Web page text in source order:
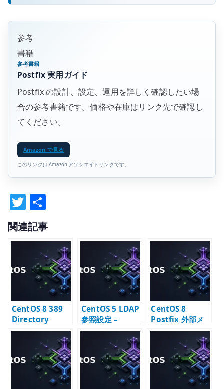
参考
書籍
参考書籍
Postfix 実用ガイド
Postfix の設計、設定、運用を詳しく確認したい場
合の参考書籍です。価格や在庫はリンク先で確認し
てください。
Amazon で見る
このリンクは Amazon アソシエイトリンクです。
T
w
it
te
r
有
関連記事
CentOS 8 389
Directory
Server と
Postfix – メール
エイリアス
LDAP 連携
CentOS 5 LDAP
参照設定 –
setup コマンド
で LDAP クライ
アントを構成す
る
CentOS 8
Postfix 外部メ
ールサーバー –
公開 MTA の基本